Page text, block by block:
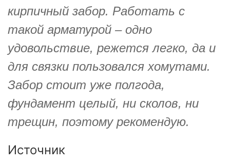
кирпичный забор. Работать с
такой арматурой – одно
удовольствие, режется легко, да и
для связки пользовался хомутами.
Забор стоит уже полгода,
фундамент целый, ни сколов, ни
трещин, поэтому рекомендую.
Источник